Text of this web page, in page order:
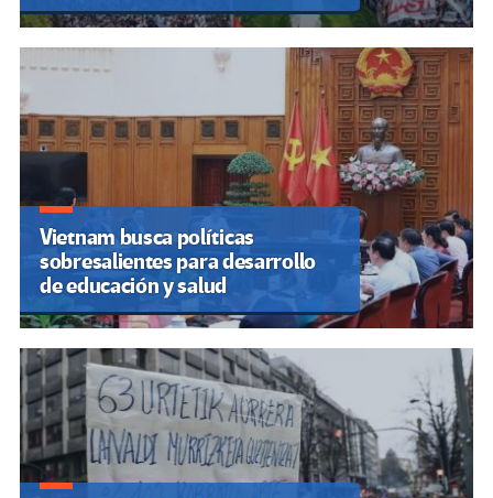
Vietnam busca políticas
sobresalientes para desarrollo
de educación y salud